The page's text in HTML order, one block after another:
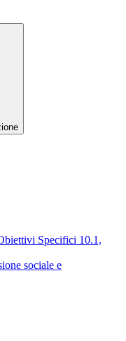
Specifici 10.1,
sociale e